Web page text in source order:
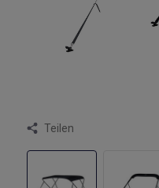
Teilen